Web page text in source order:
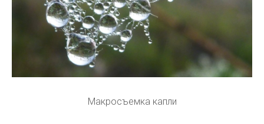
Макросъемка капли